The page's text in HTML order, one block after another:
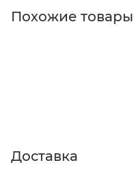
Похожие
Доставка